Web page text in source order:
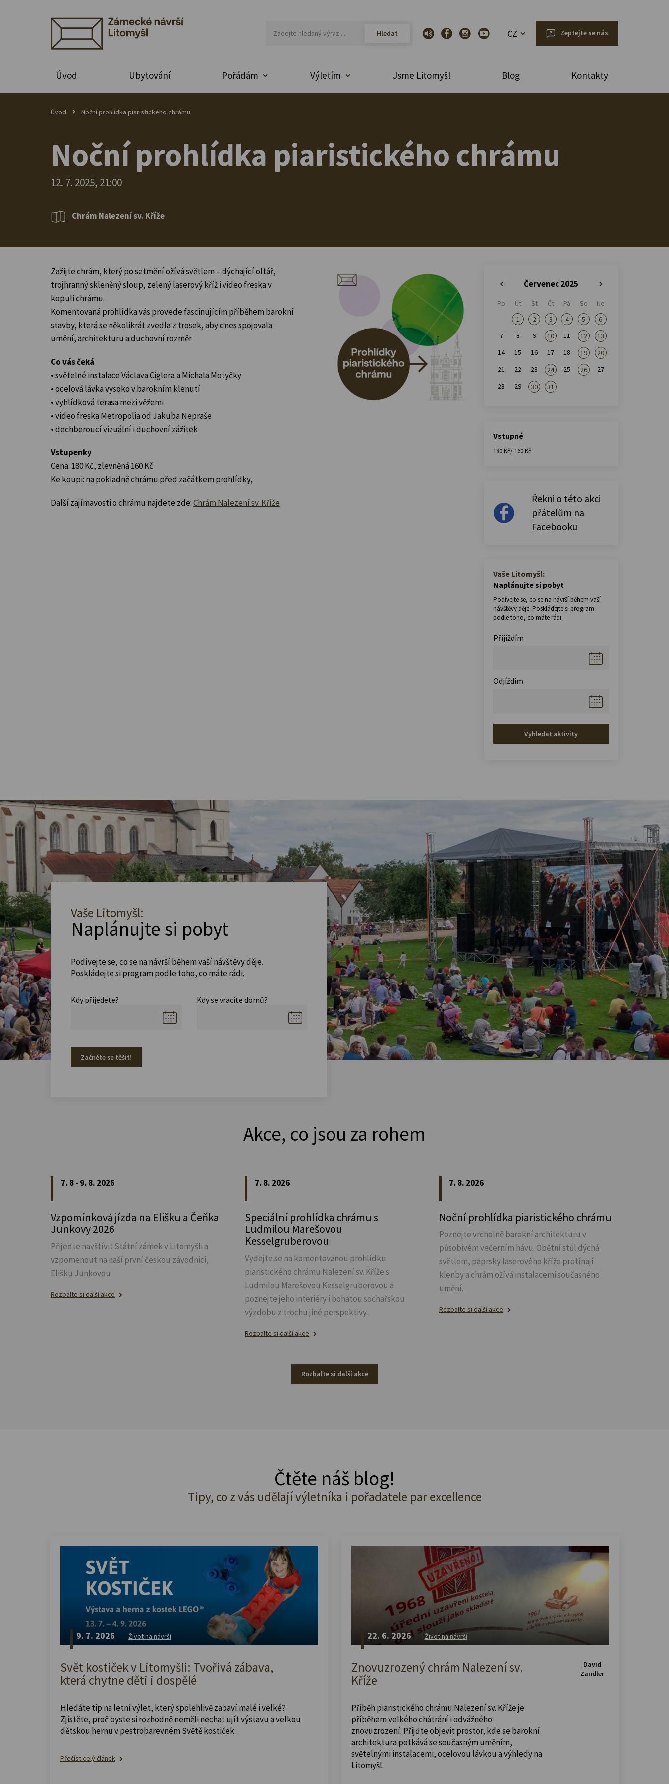
CZ Zeptejte se nás
Úvod Ubytování Pořádám Výletím Jsme Litomyšl Blog Kontakty
Úvod Noční prohlídka piaristického chrámu
Noční prohlídka piaristického chrámu
12. 7. 2025, 21:00
Chrám Nalezení sv. Kříže
Zažijte chrám, který po setmění ožívá světlem – dýchající oltář,
trojhranný skleněný sloup, zelený laserový kříž i video freska v
kopuli chrámu.
Komentovaná prohlídka vás provede fascinujícím příběhem barokní
stavby, která se několikrát zvedla z trosek, aby dnes spojovala
umění, architekturu a duchovní rozměr.
Co vás čeká
• světelné instalace Václava Ciglera a Michala Motyčky
• ocelová lávka vysoko v barokním klenutí
• vyhlídková terasa mezi věžemi
• video freska Metropolia od Jakuba Nepraše
• dechberoucí vizuální i duchovní zážitek
Vstupenky
Cena: 180 Kč, zlevněná 160 Kč
Ke koupi: na pokladně chrámu před začátkem prohlídky,
Další zajímavosti o chrámu najdete zde:Chrám Nalezení sv. Kříže
Červenec 2025
»
Po Út St Čt Pá So
Ne
1
2 3 4 5
6
7
8 9 10 11 12
13
14
15 16 17 18 19
20
21
22 23 24 25 26
27
28
29 30 31
Vstupné
180 Kč/ 160 Kč
Řekni o této akci
přátelům na
Facebooku
Vaše Litomyšl:
Naplánujte si pobyt
Podívejte se, co se na návrší během vaší
návštěvy děje. Poskládejte si program
podle toho, co máte rádi.
Přijíždím
Odjíždím
Vyhledat aktivity
Vaše Litomyšl:
Naplánujte si pobyt
Podívejte se, co se na návrší během vaší návštěvy děje.
Poskládejte si program podle toho, co máte rádi.
Kdy přijedete? Kdy se vracíte domů?
Začněte se těšit!
Akce, co jsou za rohem
7. 8 - 9. 8. 2026
Vzpomínková jízda na Elišku a Čeňka
Junkovy 2026
Přijeďte navštívit Státní zámek v Litomyšli a
vzpomenout na naší první českou závodnici,
Elišku Junkovou.
Rozbalte si další akce
7. 8. 2026
Speciální prohlídka chrámu s
Ludmilou Marešovou
Kesselgruberovou
Vydejte se na komentovanou prohlídku
piaristického chrámu Nalezení sv. Kříže s
Ludmilou Marešovou Kesselgruberovou a
poznejte jeho interiéry i bohatou sochařskou
výzdobu z trochu jiné perspektivy.
Rozbalte si další akce
7. 8. 2026
Noční prohlídka piaristického chrámu
Poznejte vrcholně barokní architekturu v
působivém večerním hávu. Obětní stůl dýchá
světlem, paprsky laserového kříže protínají
klenby a chrám ožívá instalacemi současného
umění.
Rozbalte si další akce
Rozbalte si další akce
Čtěte náš blog!
Tipy, co z vás udělají výletníka i pořadatele par excellence
9. 7. 2026 Život na návrší
Svět kostiček v Litomyšli: Tvořivá zábava,
která chytne děti i dospělé
Hledáte tip na letní výlet, který spolehlivě zabaví malé i velké?
Zjistěte, proč byste si rozhodně neměli nechat ujít výstavu a velkou
dětskou hernu v pestrobarevném Světě kostiček.
Přečíst celý článek
22. 6. 2026 Život na návrší
Znovuzrozený chrám Nalezení sv.
Kříže
Příběh piaristického chrámu Nalezení sv. Kříže je
příběhem velkého chátrání i odvážného
znovuzrození. Přijďte objevit prostor, kde se barokní
architektura potkává se současným uměním,
světelnými instalacemi, ocelovou lávkou a výhledy na
Litomyšl.
David
Zandler